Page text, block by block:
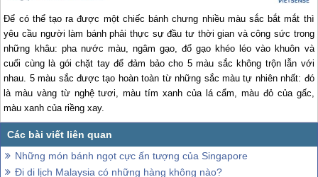
Để có thể tạo ra được một chiếc bánh chưng nhiều màu sắc bắt mắt thì
yêu cầu người làm bánh phải thực sự đầu tư thời gian và công sức trong
những khâu: pha nước màu, ngâm gạo, đổ gạo khéo léo vào khuôn và
cuối cùng là gói chặt tay để đảm bảo cho 5 màu sắc không trộn lẫn với
nhau. 5 màu sắc được tạo hoàn toàn từ những sắc màu tự nhiên nhất: đó
là màu vàng từ nghệ tươi, màu tím xanh của lá cẩm, màu đỏ của gấc,
màu xanh của riềng xay.
Những món bánh ngọt cực ấn tượng của Singapore
Đi di lịch Malaysia có những hàng không nào?